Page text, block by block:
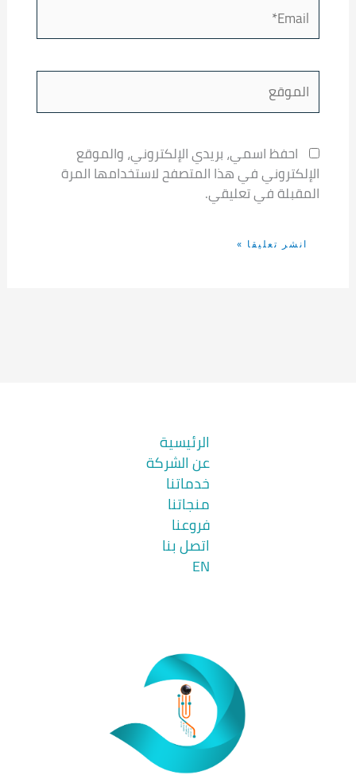
Email*
الموقع
احفظ اسمي، بريدي الإلكتروني، والموقع
الإلكتروني في هذا المتصفح لاستخدامها المرة
المقبلة في تعليقي.
الرئيسية
عن الشركة
خدماتنا
منجاتنا
فروعنا
اتصل بنا
EN